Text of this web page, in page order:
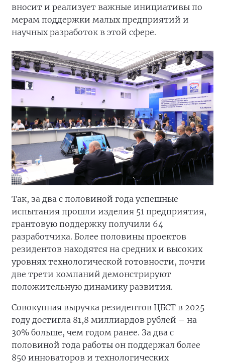
вносит и реализует важные инициативы по
мерам поддержки малых предприятий и
научных разработок в этой сфере.
Так, за два с половиной года успешные
испытания прошли изделия 51 предприятия,
грантовую поддержку получили 64
разработчика. Более половины проектов
резидентов находятся на средних и высоких
уровнях технологической готовности, почти
две трети компаний демонстрируют
положительную динамику развития.
Совокупная выручка резидентов ЦБСТ в 2025
году достигла 81,8 миллиардов рублей – на
30% больше, чем годом ранее. За два с
половиной года работы он поддержал более
850 инноваторов и технологических